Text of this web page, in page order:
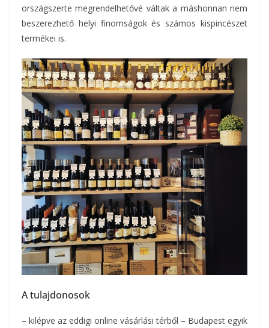
országszerte megrendelhetővé váltak a máshonnan nem
beszerezhető helyi finomságok és számos kispincészet
termékei is.
A tulajdonosok
– kilépve az eddigi online vásárlási térből – Budapest egyik